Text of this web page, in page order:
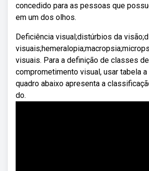
concedido para as pessoas que
em um dos olhos.
Deficiência visual;distúrbios da
visuais. Para a definição de classes de
comprometimento visual, usar tabela a
quadro abaixo apresenta a
do.